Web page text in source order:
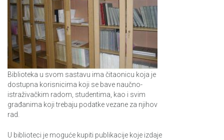
Biblioteka u svom sastavu ima čitaonicu koja je
dostupna korisnicima koji se bave naučno-
istraživačkim radom, studentima, kao i svim
građanima koji trebaju podatke vezane za njihov
rad.
U biblioteci je moguće kupiti publikacije koje izdaje